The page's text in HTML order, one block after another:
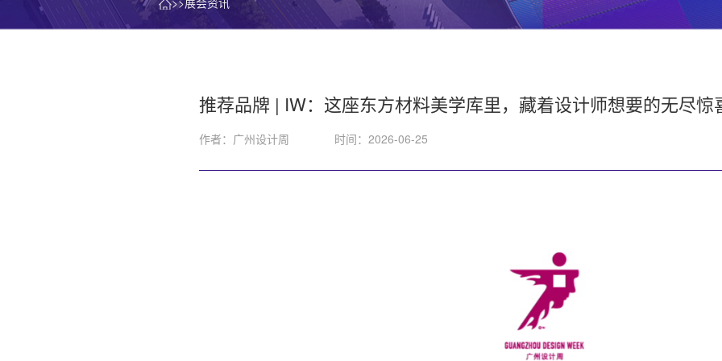
推荐品牌 | IW：这座东方材料美学库里，藏着设计师想要的无尽惊
作者：广州设计周 时间：2026-06-25